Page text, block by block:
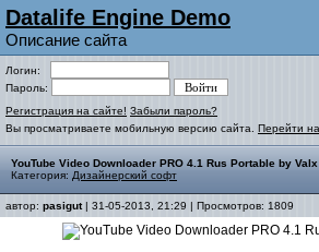
Datalife Engine Demo
Описание сайта
Логин:
Пароль:
Регистрация на сайте! Забыли пароль?
Вы просматриваете мобильную версию сайта. Перейти
YouTube Video Downloader PRO 4.1 Rus Portable by Valx
Категория: Дизайнерский софт
автор: pasigut| 31-05-2013, 21:29 | Просмотров: 1809